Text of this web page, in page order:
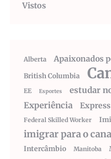
Vistos
Alberta Apaixonados
British Columbia
EE
Esportes estudar
Experiência
Federal Skilled Worker
imigrar para o
Intercâmbio Manitoba